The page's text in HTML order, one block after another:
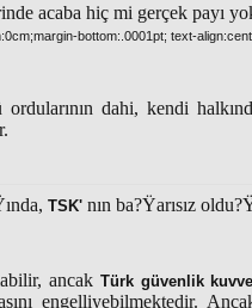
acaba hiç mi gerçek payı
bottom:.0001pt; text-
ordularının dahi, kendi
TSK' nın ba?Ÿarısız
ancak Türk güvenlik
engelliyebilmektedir.